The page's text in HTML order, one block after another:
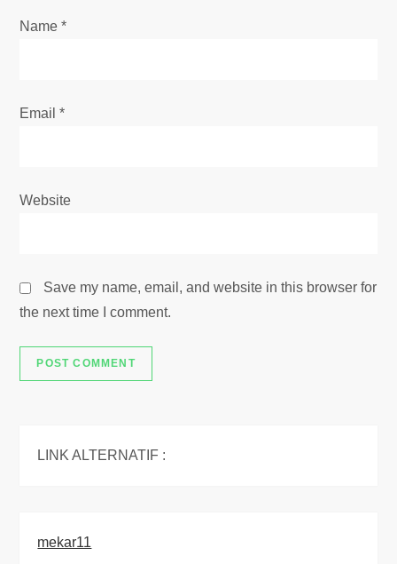
n
Name*
Email*
Website
Save my name, email, and website in this browser for
the next time I comment.
LINK ALTERNATIF :
mekar11